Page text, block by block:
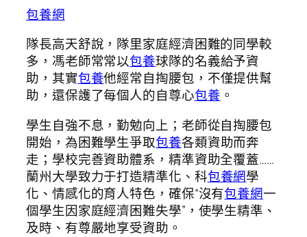
包養網
隊長高天舒說，隊里家庭經濟困難的同學較
多，馮老師常常以包養球隊的名義給予資
助，其實包養他經常自掏腰包，不僅提供幫
助，還保護了每個人的自尊心包養 。
學生自強不息，勤勉向上；老師從自掏腰包
開始，為困難學生爭取包養各類資助而奔
走；學校完善資助體系，精準資助全覆蓋……
蘭州大學致力于打造精準化、科包養網學
化、情感化的育人特色，確保“沒有包養網一
個學生因家庭經濟困難失學”，使學生精準、
及時、有尊嚴地享受資助。